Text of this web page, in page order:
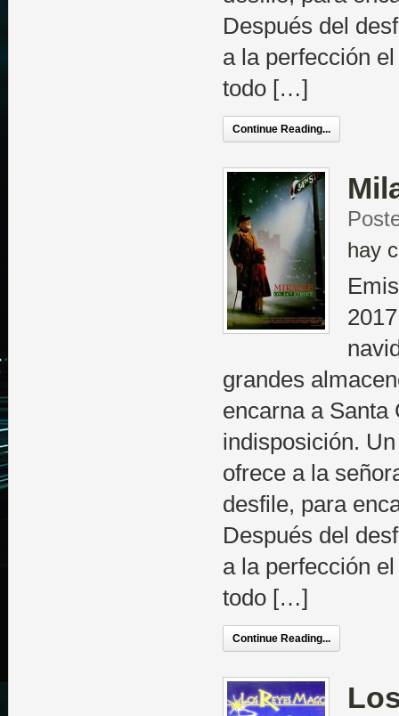
Después del
a la perfección
todo […]
Continue Reading...
hay
grandes
encarna a Santa
indisposición.
ofrece a la
desfile, para
Después del
a la perfección
todo […]
Continue Reading...